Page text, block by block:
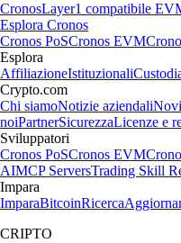
CronosLayer1 compatibile
Esplora Cronos
Cronos PoSCronos EVM
Esplora
AffiliazioneIstituzionali
Crypto.com
Chi siamoNotizie aziendali
noiPartnerSicurezzaLicenze e
Sviluppatori
Cronos PoSCronos EVM
AIMCP ServersTrading Skill
Impara
ImparaBitcoinRicerca
CRIPTO